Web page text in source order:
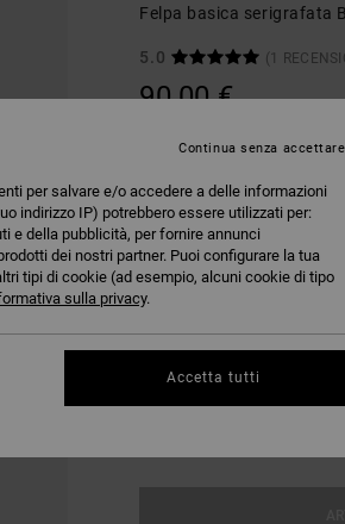
Felpa basica serigrafata
5.0 (1
90,00 €
DOPPIA OFFERTA 25% DI
COLORICeramic
S M
per salvare e/o accedere a delle informazioni
indirizzo IP) potrebbero essere utilizzati per:
e della pubblicità, per fornire annunci
dei nostri partner. Puoi configurare la tua
tipi di cookie (ad esempio, alcuni cookie di tipo
sulla privacy.
Continua senza accettare
Accetta tutti